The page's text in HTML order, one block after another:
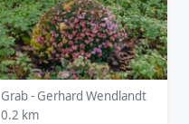
Grab - Gerhard Wendlandt
0.2 km